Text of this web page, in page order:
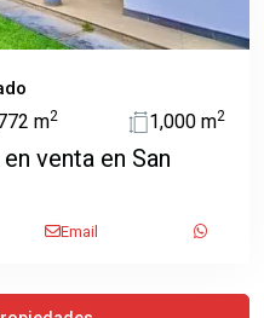
m2 1,000 m2
venta en San
Email